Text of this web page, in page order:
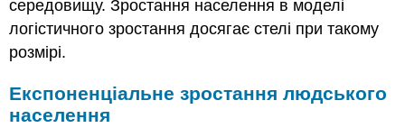
середовищу. Зростання населення в моделі
логістичного зростання досягає стелі при такому
розмірі.
Експоненціальне зростання людського
населення